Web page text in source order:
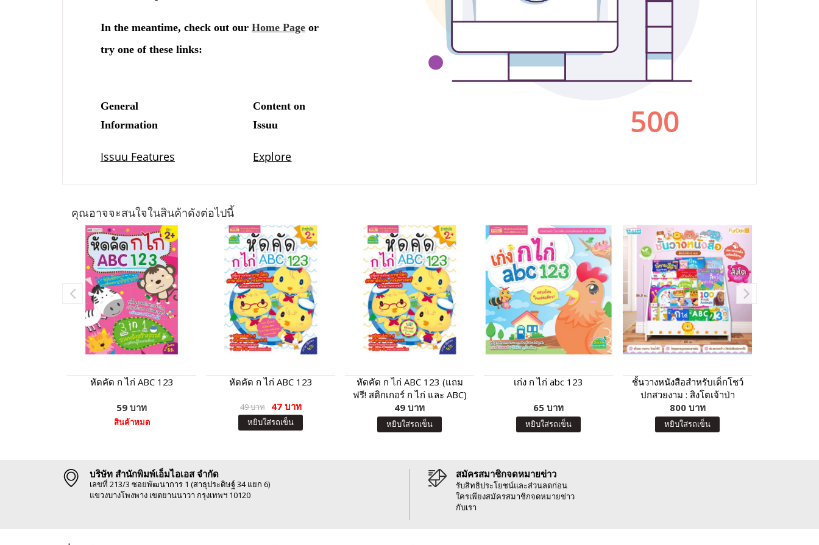
คุณอาจจะสนใจในสินค้าดังต่อไปนี้
หัดคัด ก ไก่ ABC 123
59 บาท
สินค้าหมด
หัดคัด ก ไก่ ABC 123
49 บาท 47 บาท
หยิบใส่รถเข็น
หัดคัด ก ไก่ ABC 123 (แถม
ฟรี! สติกเกอร์ ก ไก่ และ ABC)
49 บาท
หยิบใส่รถเข็น
เก่ง ก ไก่ abc 123
65 บาท
หยิบใส่รถเข็น
ชั้นวางหนังสือสำหรับเด็กโชว์
ปกสวยงาม : สิงโตเจ้าป่า
800 บาท
หยิบใส่รถเข็น
บริษัท สำนักพิมพ์เอ็มไอเอส จำกัด
เลขที่ 213/3 ซอยพัฒนาการ 1 (สาธุประดิษฐ์ 34 แยก 6)
แขวงบางโพงพาง เขตยานนาวา กรุงเทพฯ 10120
สมัครสมาชิกจดหมายข่าว
รับสิทธิประโยชน์และส่วนลดก่อน
ใครเพียงสมัครสมาชิกจดหมายข่าว
กับเรา